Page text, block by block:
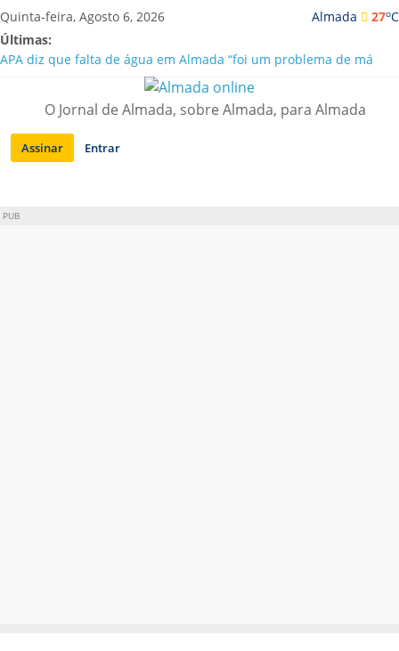
Saltar
para
conteúdo
Almada 27oC
Quinta-feira, Agosto 6, 2026
Últimas:
APA diz que falta de água em Almada “foi um problema de má
Laranjeiro | Cultura pop asiática invade a Casa Amarela
Ponte 25 de Abril celebra 60 anos com programa cultural entre
Lisboa e Almada
Situação de alerta em Almada renovada até final de Agosto
O Jornal de Almada, sobre Almada, para Almada
Assinar Entrar
PUB